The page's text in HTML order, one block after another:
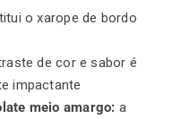
o xarope de bordo
de cor e sabor é
impactante
meio amargo: a